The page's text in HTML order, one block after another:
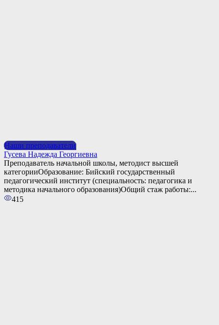
Наши преподаватели
Гусева Надежда Георгиевна
Преподаватель начальной школы, методист высшей
категорииОбразование: Бийский государственный
педагогический институт (специальность: педагогика и
методика начального образования)Общий стаж работы:...
415